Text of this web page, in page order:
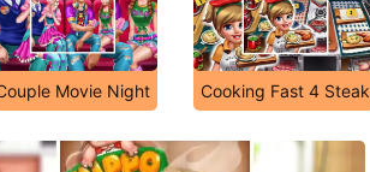
Movie Night Cooking Fast 4 Steak